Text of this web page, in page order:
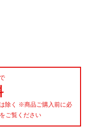
除く ※商品ご購入前に必
ご覧ください